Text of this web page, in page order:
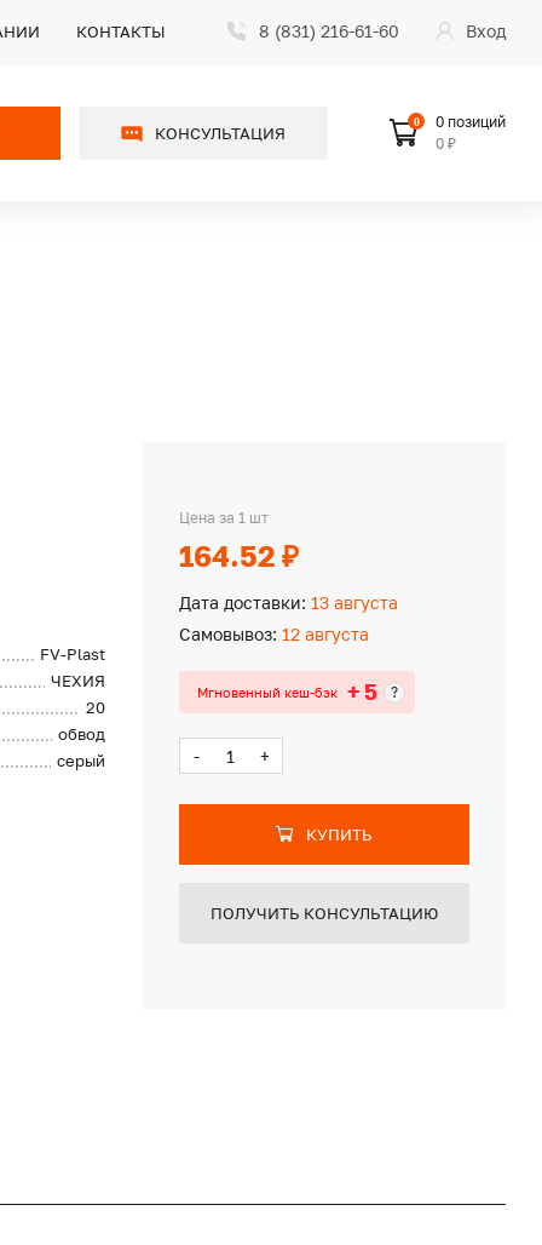
КОНТАКТЫ 8 (831) 216-61-60 Вход
КОНСУЛЬТАЦИЯ
0
0 позиций
0 ₽
FV-Plast
ЧЕХИЯ
20
обвод
серый
Цена за 1 шт
164.52 ₽
Дата доставки: 13 августа
Самовывоз: 12 августа
Мгновенный кеш-бэк + 5 ?
- +
КУПИТЬ
ПОЛУЧИТЬ КОНСУЛЬТАЦИЮ